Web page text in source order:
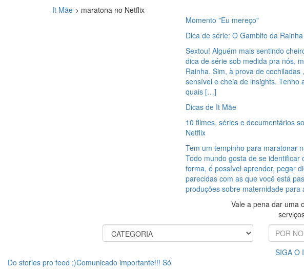
It Mãe > maratona no Netflix
Momento "Eu mereço"
Dica de série: O Gambito da Rainha
Sextou! Alguém mais sentindo
dica de série sob medida pra nós,
Rainha. Sim, à prova de
sensível e cheia de insights. Tenho
quais […]
Dicas de It Mãe
10 filmes, séries e documentários
Netflix
Tem um tempinho para maratonar
Todo mundo gosta de se
forma, é possível aprender, pegar
parecidas com as que você está
produções sobre maternidade
Vale a pena dar uma
SIGA O
Do stories pro feed ;)Comunicado importante!!! Só